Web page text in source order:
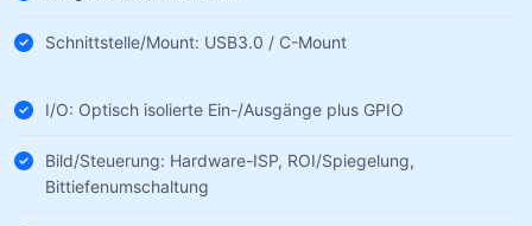
Schnittstelle/Mount: USB3.0 / C-Mount
I/O: Optisch isolierte Ein-/Ausgänge plus GPIO
Bild/Steuerung: Hardware-ISP, ROI/Spiegelung,
Bittiefenumschaltung